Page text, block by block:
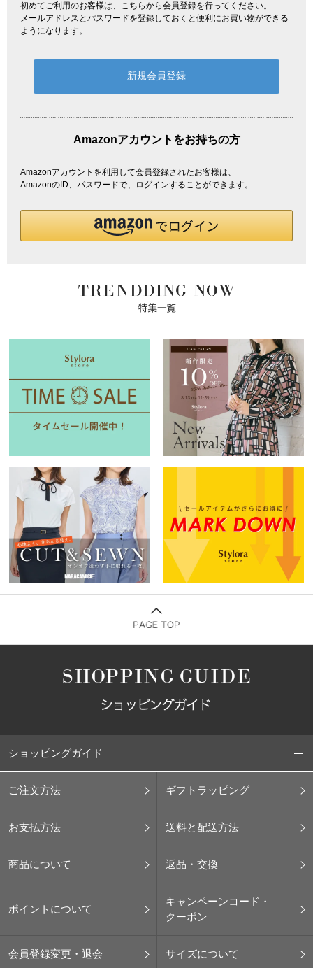
初めてご利用のお客様は、こちらから会員登録を行ってください。
メールアドレスとパスワードを登録しておくと便利にお買い物ができる
ようになります。
Amazonアカウントをお持ちの方
Amazonアカウントを利用して会員登録されたお客様は、
AmazonのID、パスワードで、ログインすることができます。
ショッピングガイド
ご注文方法 ギフトラッピング
お支払方法 送料と配送方法
商品について 返品・交換
ポイントについて
キャンペーンコード・
クーポン
会員登録変更・退会 サイズについて